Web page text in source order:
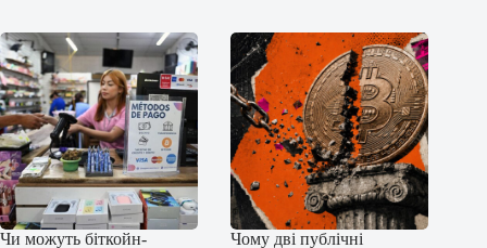
Чи можуть біткойн- Чому дві публічні